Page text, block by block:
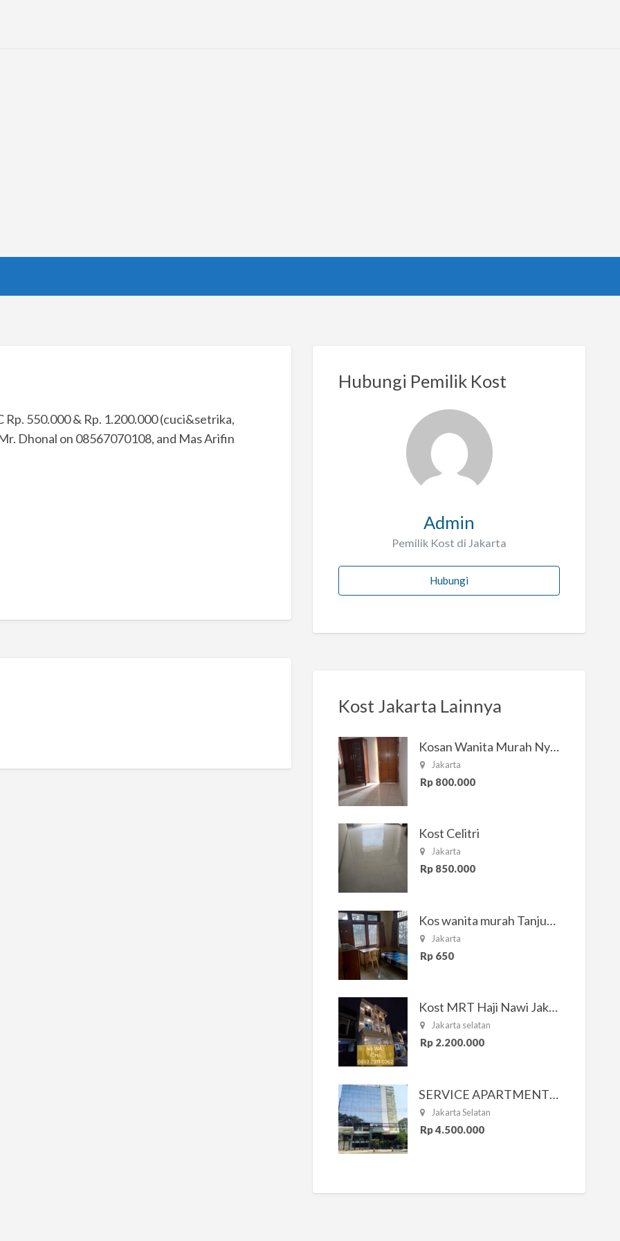
Rp. 550.000 & Rp. 1.200.000 (cuci&setrika,
Dhonal on 08567070108, and Mas Arifin
Hubungi Pemilik Kost
Admin
Pemilik Kost di Jakarta
Hubungi
Kost Jakarta Lainnya
Kosan Wanita Murah Nyaman di Jakarta Selatan
Jakarta
Rp 800.000
Kost Celitri
Jakarta
Rp 850.000
Kos wanita murah Tanjung Duren Jakarta Barat
Jakarta
Rp 650
Kost MRT Haji Nawi Jakarta Selatan
Jakarta selatan
Rp 2.200.000
SERVICE APARTMENT SOUTH RESIDENCE
Jakarta Selatan
Rp 4.500.000